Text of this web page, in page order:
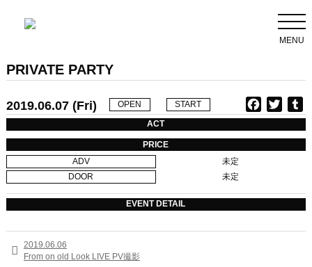
MENU
PRIVATE PARTY
2019.06.07 (Fri) OPEN START
a
e
o
k
w
t
r
u
b
ACT
PRICE
ADV
未定
DOOR
未定
EVENT DETAIL

2019.06.06
From on old Look LIVE PV撮影